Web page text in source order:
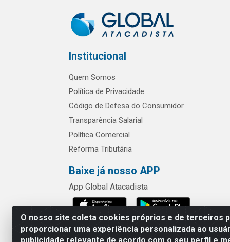
O nosso site coleta cookies próprios e de terceiros
proporcionar uma experiência personalizada ao
Institucional
Quem Somos
Política de Privacidade
Código de Defesa do Consumidor
Transparência Salarial
Política Comercial
Reforma Tributária
Baixe já nosso APP
App Global Atacadista
Rua